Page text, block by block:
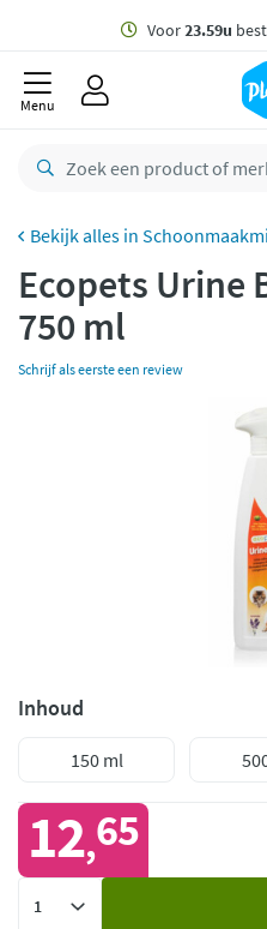
Gratis
CO2
Betaal
Menu
Ecopets Urine
750 ml
Schrijf als eerste een review
Inhoud
150 ml
12,65